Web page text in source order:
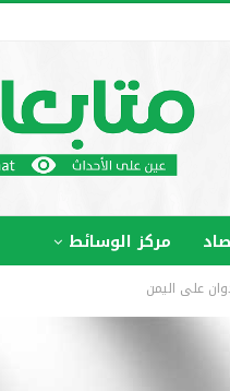
مركز الوسائط
على اليمن